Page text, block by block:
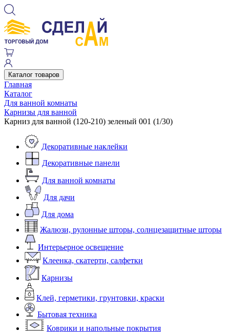
Каталог товаров
Главная
Каталог
Для ванной комнаты
Карнизы для ванной
Карниз для ванной (120-210) зеленый 001 (1/30)
Декоративные наклейки
Декоративные панели
Для ванной комнаты
Для дачи
Для дома
Жалюзи, рулонные шторы, солнцезащитные шторы
Интерьерное освещение
Клеенка, скатерти, салфетки
Карнизы
Клей, герметики, грунтовки, краски
Бытовая техника
Коврики и напольные покрытия